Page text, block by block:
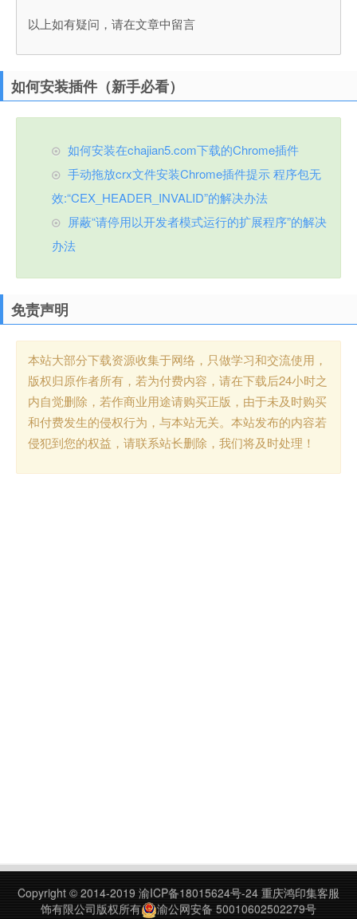
以上如有疑问，请在文章中留言
如何安装插件（新手必看）
如何安装在chajian5.com下载的Chrome插件
手动拖放crx文件安装Chrome插件提示 程序包无
效:“CEX_HEADER_INVALID”的解决办法
屏蔽“请停用以开发者模式运行的扩展程序”的解决
办法
免责声明
本站大部分下载资源收集于网络，只做学习和交流使用，
版权归原作者所有，若为付费内容，请在下载后24小时之
内自觉删除，若作商业用途请购买正版，由于未及时购买
和付费发生的侵权行为，与本站无关。本站发布的内容若
侵犯到您的权益，请联系站长删除，我们将及时处理！
Copyright © 2014-2019 渝ICP备18015624号-24 重庆鸿印集客服
饰有限公司版权所有
渝公网安备 50010602502279号